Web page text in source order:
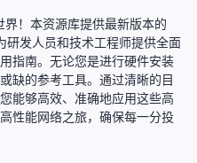
！本资源库提供最新版本的
发人员和技术工程师提供全面
指南。无论您是进行硬件安装
缺的参考工具。通过清晰的目
能够高效、准确地应用这些高
性能网络之旅，确保每一分投